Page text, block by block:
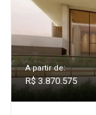
A partir de:
R$ 3.870.575